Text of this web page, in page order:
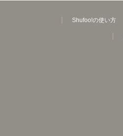
Shufoo!の使い方